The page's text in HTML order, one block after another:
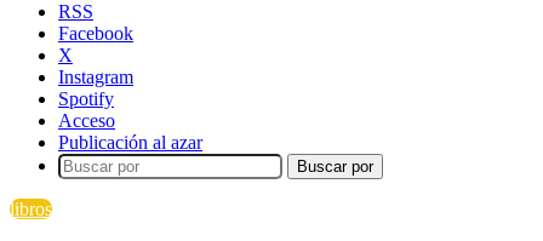
RSS
Facebook
X
Instagram
Spotify
Acceso
Publicación al azar
Buscar por
libros